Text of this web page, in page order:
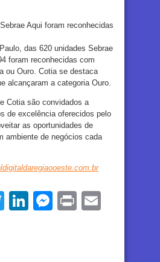
Aqui foram reconhecidas
das 620 unidades Sebrae
foram reconhecidas com
ou Ouro. Cotia se destaca
alcançaram a categoria Ouro.
Cotia são convidados a
de excelência oferecidos pelo
as oportunidades de
ambiente de negócios cada
TwitterLinkedIn
Messenger
Print